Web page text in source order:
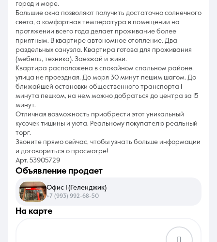
город и море.
Большие окна позволяют получить достаточно солнечного
света, а комфортная температура в помещении на
протяжении всего года делает проживание более
приятным. В квартире автономное отопление. Два
раздельных санузла. Квартира готова для проживания
(мебель, техника). Заезжай и живи.
Квартира расположена в спокойном спальном районе,
улица не проездная. До моря 30 минут пешим шагом. До
ближайшей остановки общественного транспорта 1
минута пешком, на нем можно добраться до центра за 15
минут.
Отличная возможность приобрести этот уникальный
кусочек тишины и уюта. Реальному покупателю реальный
торг.
Звоните прямо сейчас, чтобы узнать больше информации
и договориться о просмотре!
Арт. 53905729
на карте
объявление продает
Офис 1 (Геленджик)
+7 (993) 992-68-50